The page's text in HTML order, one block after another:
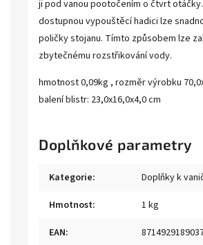
ji pod vanou pootočením o čtvrt
dostupnou vypouštěcí hadici lze
poličky stojanu. Tímto způsobem lze
zbytečnému rozstřikování vody.
hmotnost 0,09kg , rozměr výrobku
balení blistr: 23,0x16,0x4,0 cm
Doplňkové parametry
Kategorie:
Doplňky k
Hmotnost:
1 kg
EAN: